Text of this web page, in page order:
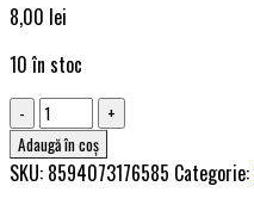
8,00 lei
10 în stoc
Adaugă în coș
SKU: 8594073176585 Categorie: